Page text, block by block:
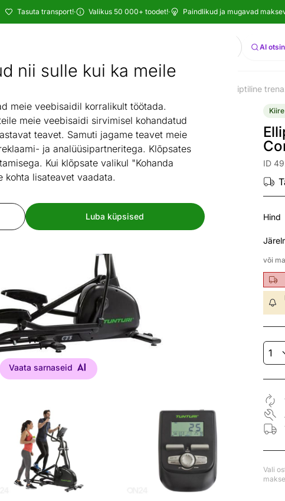
nii sulle kui ka meile
meie veebisaidil korralikult töötada.
meie veebisaidi sirvimisel kohandatud
teavet. Samuti jagame teavet meie
ja analüüsipartneritega. Klõpsates
Kui klõpsate valikul "Kohanda
kohta lisateavet vaadata.
Luba küpsised
Tasuta transport!· Valikus 50 000+ toodet!· Paindlikud ja mugavad
Otsi AI
Elliptiline
Vaata sarnaseid
ID
Hind
või
Vali